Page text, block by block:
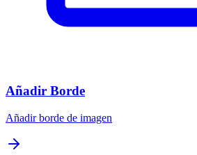
Añadir Borde
Añadir borde de imagen